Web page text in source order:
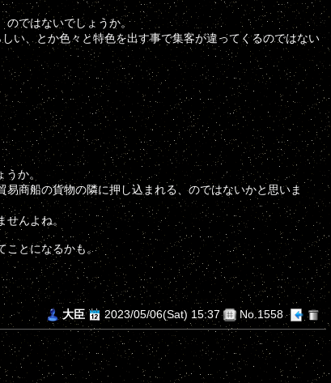
のではないでしょうか。
い、とか色々と特色を出す事で集客が違ってくるのではない
うか。
商船の貨物の隣に押し込まれる、のではないかと思いま
んよね。
ことになるかも。
大臣
2023/05/06(Sat) 15:37 No.1558